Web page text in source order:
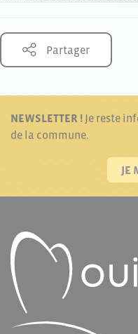
Partager
NEWSLETTER ! Je reste
de la commune.
JE